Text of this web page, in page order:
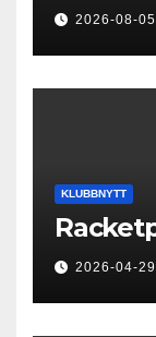
2026-08-05
KLUBBNYTT
2026-04-29